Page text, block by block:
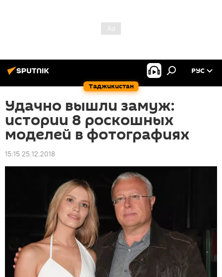
Таджикистан
РУС
Удачно вышли замуж:
истории 8 роскошных
моделей в фотографиях
15:15 25.12.2018